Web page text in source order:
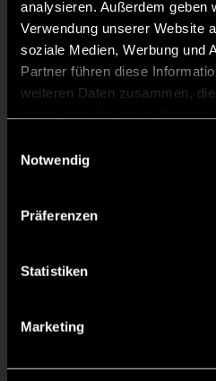
analysieren. Außerdem geben
Verwendung unserer Website
soziale Medien, Werbung und
Partner führen diese
weiteren Daten zusammen,
Notwendig
Präferenzen
Statistiken
Marketing
David
Len